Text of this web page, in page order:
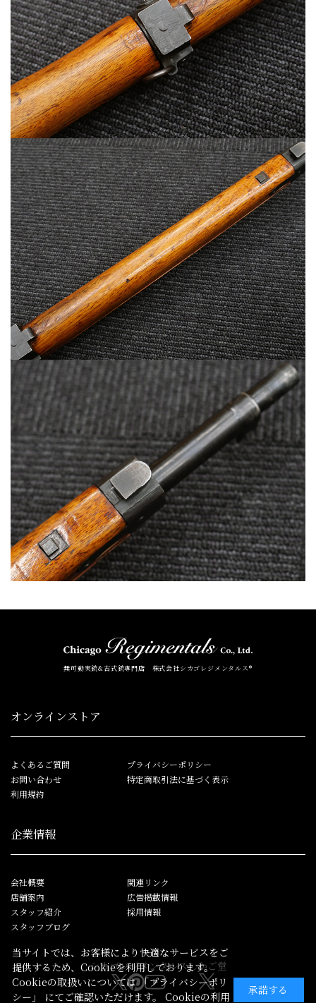
無可動実銃&古式銃専門店 株式会社シカゴレジメンタルス®
オンラインストア
よくあるご質問
お問い合わせ
利用規約
プライバシーポリシー
特定商取引法に基づく表示
企業情報
会社概要
店舗案内
スタッフ紹介
スタッフブログ
関連リンク
広告掲載情報
採用情報
シカゴレジメンタルスしかご堂
当サイトでは、お客様により快適なサービスをご
提供するため、Cookieを利用しております。
Cookieの取扱いについては「プライバシーポリ
シー」
にてご確認いただけます。 Cookieの利用
承諾する